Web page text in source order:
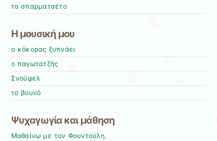
το σπαρματσέτο
Η μουσική μου
ο κόκορας ξυπνάει
ο παγωτατζής
Σνούφελ
το βουνό
Ψυχαγωγία και μάθηση
Μαθαίνω με τον Φουντούλη.